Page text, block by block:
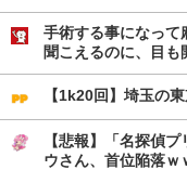
手術する事になって
聞こえるのに、目も
【1k20回】埼玉の
【悲報】「名探偵
ウさん、首位陥落ｗ